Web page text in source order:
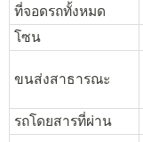
ที่จอดรถทั้งหมด
โซน
ขนส่งสาธารณะ
รถโดยสารที่ผ่าน